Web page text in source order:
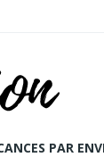
PAR